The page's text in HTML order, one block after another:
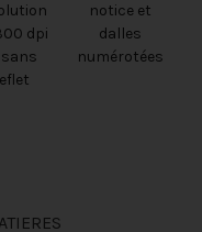
dpi
notice et
dalles
numérotées